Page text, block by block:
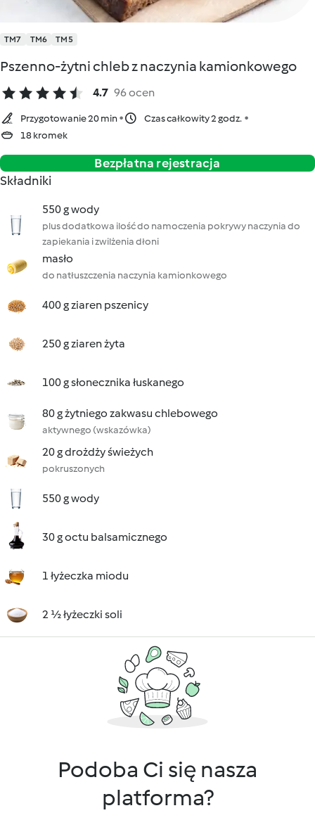
TM7 TM6 TM5
Pszenno-żytni chleb z naczynia kamionkowego
4.7 96 ocen
Przygotowanie 20 min
Czas całkowity 2 godz.
18 kromek
Bezpłatna rejestracja
Składniki
550 g wody
plus dodatkowa ilość do namoczenia pokrywy naczynia do
zapiekania i zwilżenia dłoni
masło
do natłuszczenia naczynia kamionkowego
400 g ziaren pszenicy
250 g ziaren żyta
100 g słonecznika łuskanego
80 g żytniego zakwasu chlebowego
aktywnego (wskazówka)
20 g drożdży świeżych
pokruszonych
550 g wody
30 g octu balsamicznego
1 łyżeczka miodu
2 ½ łyżeczki soli
Podoba Ci się nasza
platforma?